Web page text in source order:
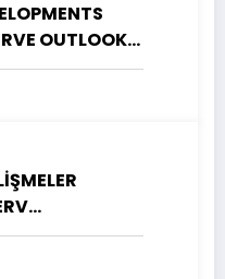
OUTLOOK,
AND AN
FOR
LİSANSLARI
FIRSATLAR